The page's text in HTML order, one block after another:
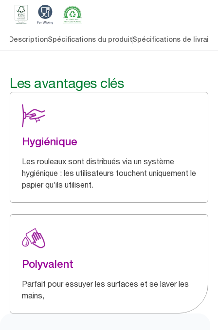
DescriptionSpécifications du produitSpécifications de
Les avantages clés
Hygiénique
Les rouleaux sont distribués via un système
hygiénique : les utilisateurs touchent uniquement le
papier qu’ils utilisent.
Polyvalent
Parfait pour essuyer les surfaces et se laver les
mains,